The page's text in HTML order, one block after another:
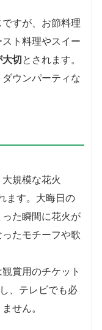
すが、お節料理
ト料理やスイー
切とされます。
ウンパーティな
規模な花火
ます。大晦日の
た瞬間に花火が
たモチーフや歌
賞用のチケット
、テレビでも必
せん。